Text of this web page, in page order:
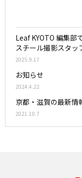
Leaf KYOTO 編集
スチール撮影スタッ
2025.9.17
お知らせ
2024.4.22
京都・滋賀の最新情
2021.10.7